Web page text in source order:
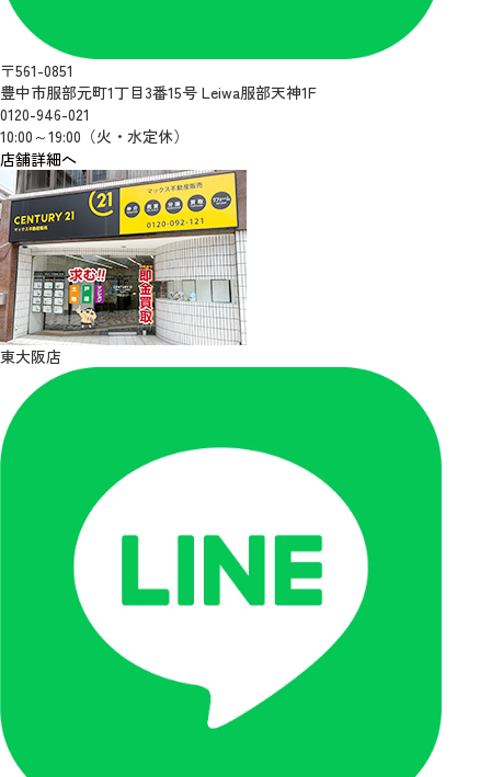
〒561-0851
豊中市服部元町1丁目3番15号 Leiwa服部天神1F
0120-946-021
10:00～19:00（火・水定休）
店舗詳細へ
東大阪店